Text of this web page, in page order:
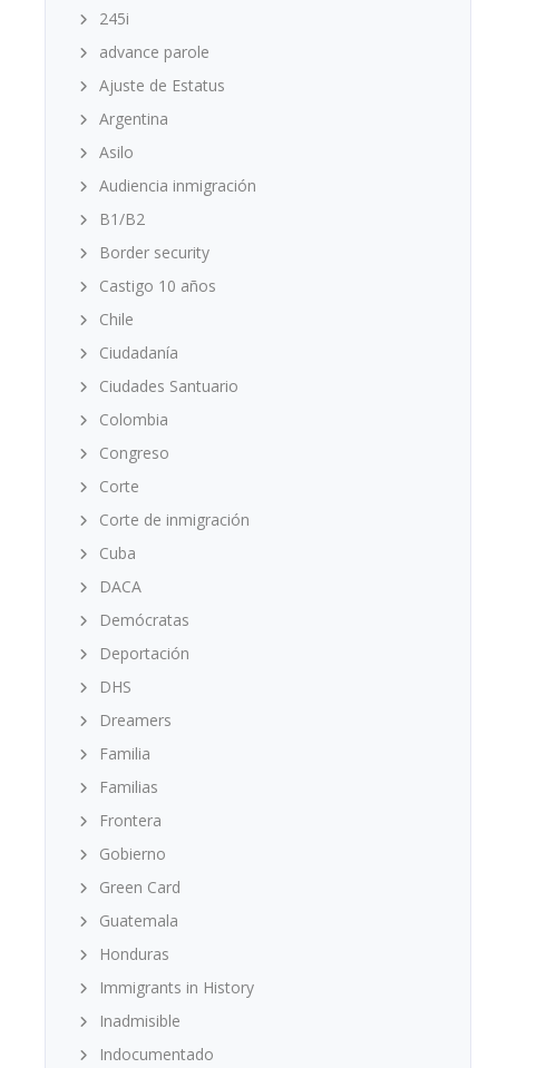
245i
advance parole
Ajuste de Estatus
Argentina
Asilo
Audiencia inmigración
B1/B2
Border security
Castigo 10 años
Chile
Ciudadanía
Ciudades Santuario
Colombia
Congreso
Corte
Corte de inmigración
Cuba
DACA
Demócratas
Deportación
DHS
Dreamers
Familia
Familias
Frontera
Gobierno
Green Card
Guatemala
Honduras
Immigrants in History
Inadmisible
Indocumentado